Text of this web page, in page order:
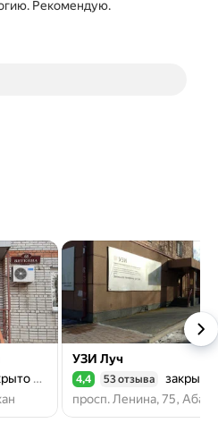
Рекомендую.
до завтра
УЗИ Луч
Рейтинг 4,4 из 5
4,4 53 отзыва
закрыто до завтра
просп. Ленина, 75, Абакан